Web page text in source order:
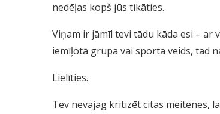
nedēļas kopš jūs tikāties.
Viņam ir jāmīl tevi tādu kāda esi – ar
iemīļotā grupa vai sporta veids, tad
Lielīties.
Tev nevajag kritizēt citas meitenes,